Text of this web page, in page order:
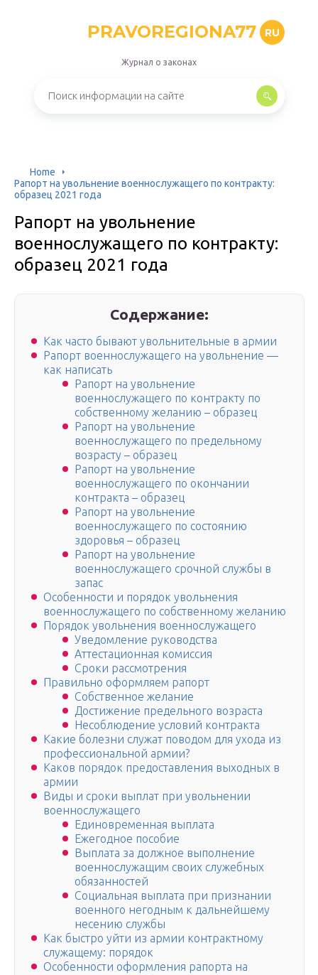
PRAVOREGIONA77 RU
Журнал о законах
Home
Рапорт на увольнение военнослужащего по контракту:
образец 2021 года
Рапорт на увольнение
военнослужащего по контракту:
образец 2021 года
Содержание:
Как часто бывают увольнительные в армии
Рапорт военнослужащего на увольнение —
как написать
Рапорт на увольнение
военнослужащего по контракту по
собственному желанию – образец
Рапорт на увольнение
военнослужащего по предельному
возрасту – образец
Рапорт на увольнение
военнослужащего по окончании
контракта – образец
Рапорт на увольнение
военнослужащего по состоянию
здоровья – образец
Рапорт на увольнение
военнослужащего срочной службы в
запас
Особенности и порядок увольнения
военнослужащего по собственному желанию
Порядок увольнения военнослужащего
Уведомление руководства
Аттестационная комиссия
Сроки рассмотрения
Правильно оформляем рапорт
Собственное желание
Достижение предельного возраста
Несоблюдение условий контракта
Какие болезни служат поводом для ухода из
профессиональной армии?
Каков порядок предоставления выходных в
армии
Виды и сроки выплат при увольнении
военнослужащего
Единовременная выплата
Ежегодное пособие
Выплата за должное выполнение
военнослужащим своих служебных
обязанностей
Социальная выплата при признании
военного негодным к дальнейшему
несению службы
Как быстро уйти из армии контрактному
служащему: порядок
Особенности оформления рапорта на